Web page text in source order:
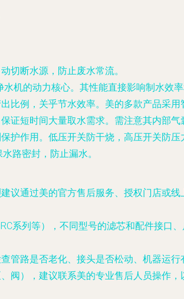
切断水源，防止废水常流。
机的动力核心。其性能直接影响制水效率
比例，关乎节水效率。美的多款产品采
证短时间大量取水需求。需注意其内部气
护作用。低压开关防干烧，高压开关防压
路密封，防止漏水。
议通过美的官方售后服务、授权门店或
系列等），不同型号的滤芯和配件接
管路是否老化、接头是否松动、机器运
阀），建议联系美的专业售后人员操作